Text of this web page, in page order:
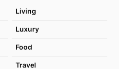
Living
Luxury
Food
Travel